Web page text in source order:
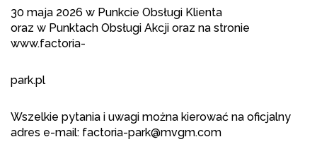
30 maja 2026 w Punkcie Obsługi Klienta
oraz w Punktach Obsługi Akcji oraz na stronie
www.factoria-
park.pl
Wszelkie pytania i uwagi można kierować na oficjalny
adres e-mail: factoria-park@mvgm.com